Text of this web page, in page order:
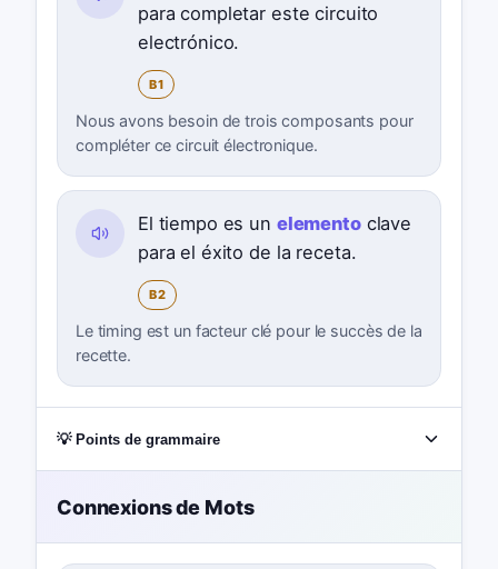
para completar este circuito
electrónico.
B1
Nous avons besoin de trois composants pour
compléter ce circuit électronique.
El tiempo es un elementoclave
para el éxito de la receta.
B2
Le timing est un facteur clé pour le succès de la
recette.
💡 Points de grammaire
Connexions de Mots